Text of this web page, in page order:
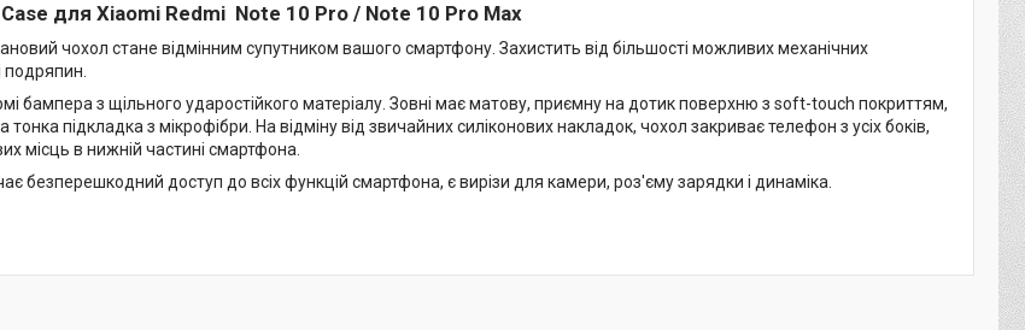
для Xiaomi Redmi Note 10 Pro / Note 10 Pro Max
чохол стане відмінним супутником вашого смартфону. Захистить від більшості можливих механічних
подряпин.
бампера з щільного ударостійкого матеріалу. Зовні має матову, приємну на дотик поверхню з soft-touch покриттям,
підкладка з мікрофібри. На відміну від звичайних силіконових накладок, чохол закриває телефон з усіх боків,
місць в нижній частині смартфона.
безперешкодний доступ до всіх функцій смартфона, є вирізи для камери, роз'єму зарядки і динаміка.